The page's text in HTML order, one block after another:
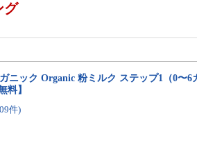
グ
ニック Organic 粉ミルク ステップ1（0〜6
料】
件)